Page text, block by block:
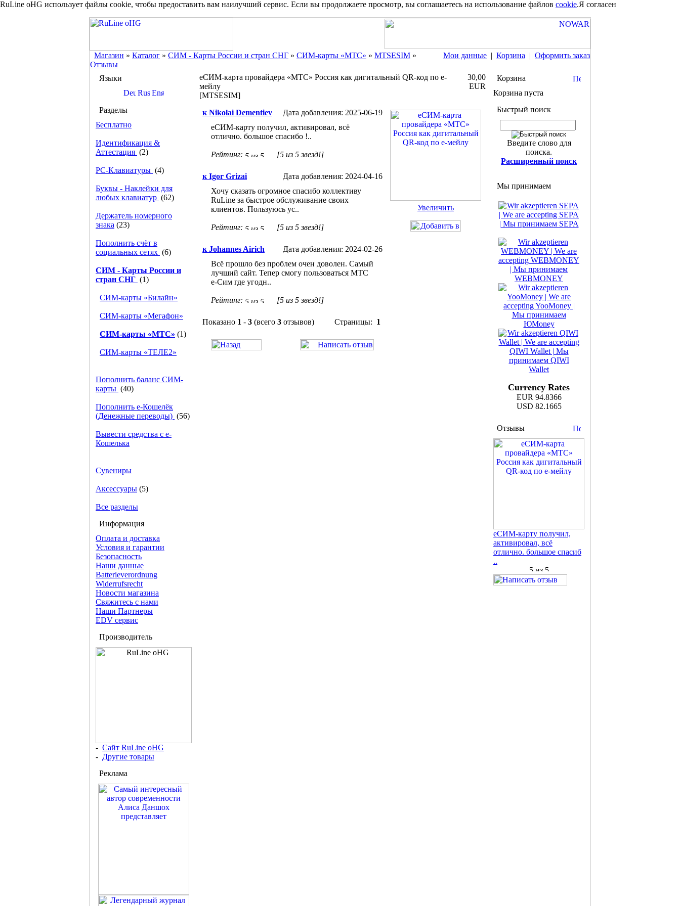
RuLine oHG использует файлы cookie, чтобы предоставить вам наилучший сервис. Если вы продолжаете просмотр, вы соглашаетесь на использование файлов cookie.Я согласен
Магазин » Каталог » СИМ - Карты России и стран СНГ » СИМ-карты «МТС» » MTSESIM »
Отзывы
Мои данные | Корзина | Оформить заказ
Языки
Разделы
Бесплатно
Идентификация &
Аттестация (2)
PC-Клавиатуры (4)
Буквы - Наклейки для
любых клавиатур (62)
Держатель номерного
знака (23)
Пополнить счёт в
социальных сетях (6)
СИМ - Карты России и
стран СНГ (1)
СИМ-карты «Билайн»
СИМ-карты «Мегафон»
СИМ-карты «МТС» (1)
СИМ-карты «ТЕЛЕ2»
Пополнить баланс СИМ-
карты (40)
Пополнить e-Кошелёк
(Денежные переводы) (56)
Вывести средства с е-
Кошелька
Сувениры
Аксессуары (5)
Все разделы
Информация
Оплата и доставка
Условия и гарантии
Безопасность
Наши данные
Batterieverordnung
Widerrufsrecht
Новости магазина
Свяжитесь с нами
Наши Партнеры
EDV сервис
Производитель
- Сайт RuLine oHG
- Другие товары
Реклама
еСИМ-карта провайдера «МТС» Россия как дигитальный QR-код по е-
мейлу
[MTSESIM]
30,00
EUR
к Nikolai Dementiev
Дата добавления: 2025-06-19
еСИМ-карту получил, активировал, всё
отлично. большое спасибо !..
Рейтинг: [5 из 5 звезд!]
к Igor Grizai
Дата добавления: 2024-04-16
Хочу сказать огромное спасибо коллективу
RuLine за быстрое обслуживание своих
клиентов. Пользуюсь ус..
Рейтинг: [5 из 5 звезд!]
к Johannes Airich
Дата добавления: 2024-02-26
Всё прошло без проблем очен доволен. Самый
лучший сайт. Тепер смогу пользоваться МТС
е-Сим где угодн..
Рейтинг: [5 из 5 звезд!]
Показано 1 - 3 (всего 3 отзывов) Страницы: 1
Увеличить
Корзина
Корзина пуста
Быстрый поиск
Введите слово для
поиска.
Расширенный поиск
Мы принимаем
Currency Rates
EUR 94.8366
USD 82.1665
Отзывы
еСИМ-карту получил,
активировал, всё
отлично. большое спасиб
..